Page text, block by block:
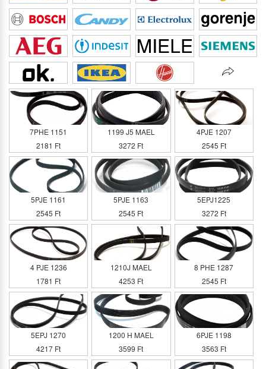
7PHE 1151
2181 Ft
1199 J5 MAEL
3272 Ft
4PJE 1207
2545 Ft
5PJE 1161
2545 Ft
5PJE 1163
2545 Ft
5EPJ1225
3272 Ft
4 PJE 1236
1781 Ft
1210J MAEL
4253 Ft
8 PHE 1287
2545 Ft
5EPJ 1270
4217 Ft
1200 H MAEL
3599 Ft
6PJE 1198
3563 Ft